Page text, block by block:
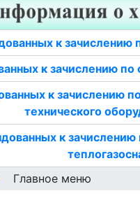
к зачислению
к зачислению
к зачислению
технического
к
Главное меню